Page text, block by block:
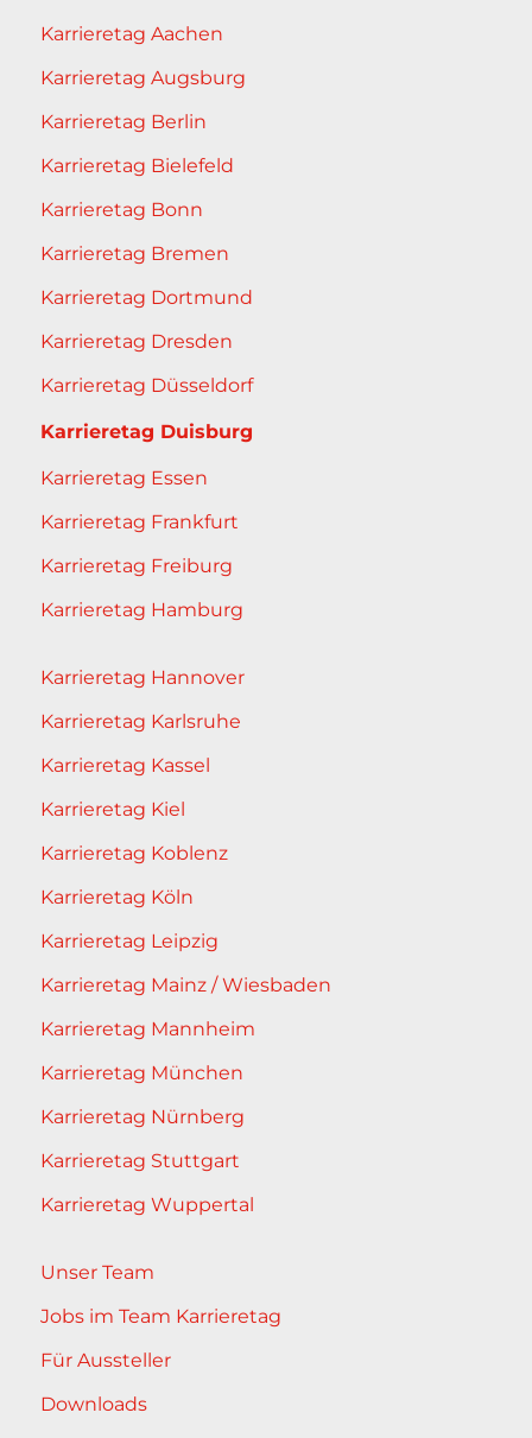
Karrieretag Aachen
Karrieretag Augsburg
Karrieretag Berlin
Karrieretag Bielefeld
Karrieretag Bonn
Karrieretag Bremen
Karrieretag Dortmund
Karrieretag Dresden
Karrieretag Düsseldorf
Karrieretag Duisburg
Karrieretag Essen
Karrieretag Frankfurt
Karrieretag Freiburg
Karrieretag Hamburg
Karrieretag Hannover
Karrieretag Karlsruhe
Karrieretag Kassel
Karrieretag Kiel
Karrieretag Koblenz
Karrieretag Köln
Karrieretag Leipzig
Karrieretag Mainz / Wiesbaden
Karrieretag Mannheim
Karrieretag München
Karrieretag Nürnberg
Karrieretag Stuttgart
Karrieretag Wuppertal
Unser Team
Jobs im Team Karrieretag
Für Aussteller
Downloads